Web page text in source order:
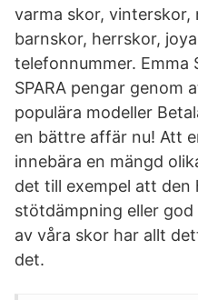
varma skor, vinterskor,
barnskor, herrskor,
telefonnummer. Emma
SPARA pengar genom
populära modeller
en bättre affär nu! Att
innebära en mängd
det till exempel att den
stötdämpning eller
av våra skor har allt
det.